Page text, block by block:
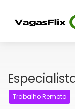
Trabalho Remoto